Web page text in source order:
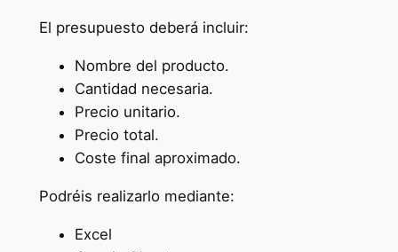
El presupuesto deberá incluir:
Nombre del producto.
Cantidad necesaria.
Precio unitario.
Precio total.
Coste final aproximado.
Podréis realizarlo mediante:
Excel